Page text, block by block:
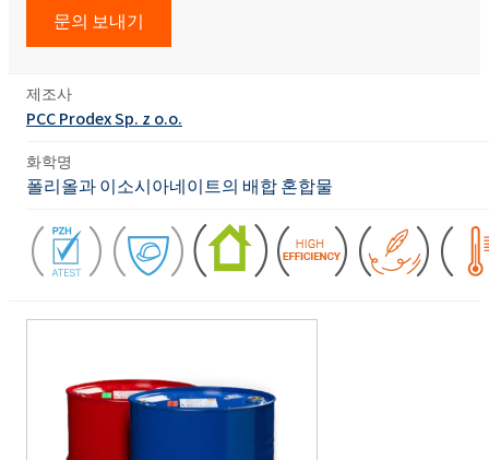
문의 보내기
제조사
PCC Prodex Sp. z o.o.
화학명
폴리올과 이소시아네이트의 배합 혼합물